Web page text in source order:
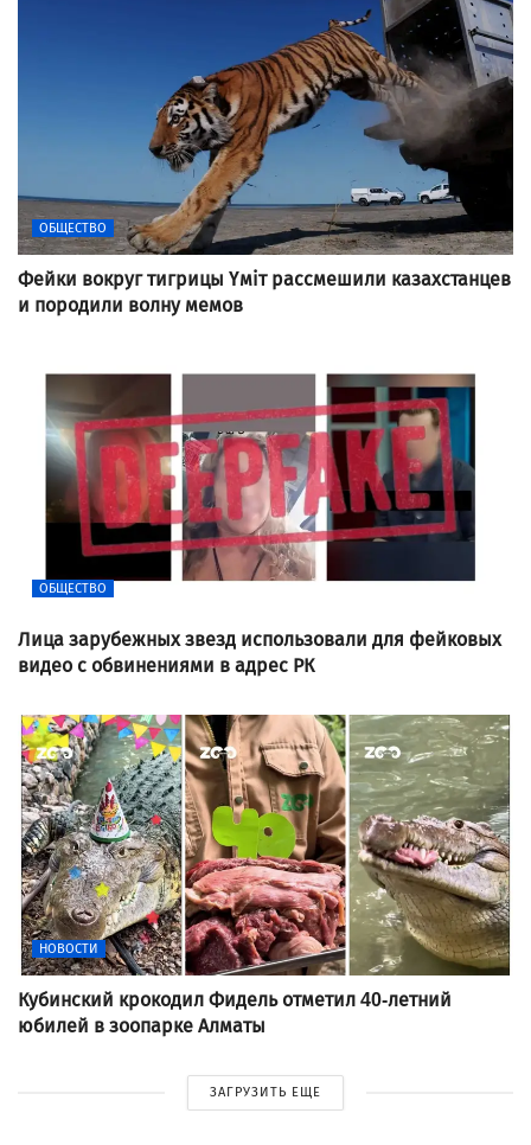
ОБЩЕСТВО
Фейки вокруг тигрицы Үміт рассмешили казахстанцев
и породили волну мемов
ОБЩЕСТВО
Лица зарубежных звезд использовали для фейковых
видео с обвинениями в адрес РК
НОВОСТИ
Кубинский крокодил Фидель отметил 40-летний
юбилей в зоопарке Алматы
ЗАГРУЗИТЬ ЕЩЕ